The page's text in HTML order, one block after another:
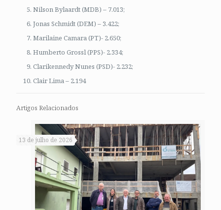
Nilson Bylaardt (MDB) – 7.013;
Jonas Schmidt (DEM) – 3.422;
Marilaine Camara (PT)- 2.650;
Humberto Grossl (PPS)- 2.334;
Clarikennedy Nunes (PSD)- 2.232;
Clair Lima – 2.194
Artigos Relacionados
13 de julho de 2026